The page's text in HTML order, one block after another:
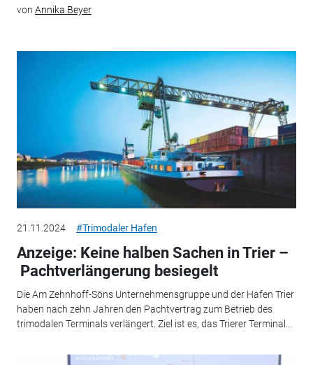
von Annika Beyer
21.11.2024 #Trimodaler Hafen
Anzeige: Keine halben Sachen in Trier –
Pachtverlängerung besiegelt
Die Am Zehnhoff-Söns Unternehmensgruppe und der Hafen Trier
haben nach zehn Jahren den Pachtvertrag zum Betrieb des
trimodalen Terminals verlängert. Ziel ist es, das Trierer Terminal...